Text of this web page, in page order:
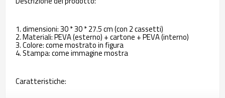
1. dimensioni: 30 * 30 * 27.5 cm (con 2 cassetti)
2. Materiali: PEVA (esterno) + cartone + PEVA (interno)
3. Colore: come mostrato in figura
4. Stampa: come immagine mostra
Caratteristiche: